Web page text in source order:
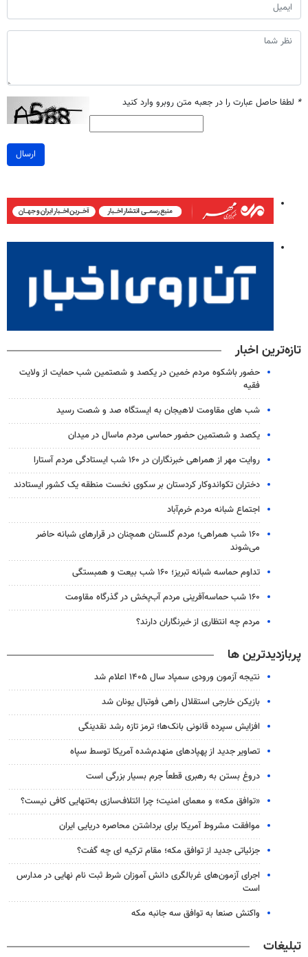
* لطفا حاصل عبارت را در جعبه متن روبرو وارد کنید
ارسال
تازه‌ترین اخبار
حضور باشکوه مردم خمین در یکصد و شصتمین شب حمایت از ولایت
فقیه
شب های مقاومت لاهیجان به ایستگاه صد و شصت رسید
یکصد و شصتمین حضور حماسی مردم ماسال در میدان
روایت مهر از همراهی خبرنگاران در ۱۶۰ شب ایستادگی مردم آستارا
دختران تکواندوکار کردستان بر سکوی نخست منطقه یک کشور ایستادند
اجتماع شبانه مردم خرم‌آباد
۱۶۰ شب همراهی؛ مردم گلستان همچنان در قرارهای شبانه حاضر
می‌شوند
تداوم حماسه شبانه تبریز؛ ۱۶۰ شب بیعت و همبستگی
۱۶۰ شب حماسه‌آفرینی مردم آب‌پخش در گذرگاه مقاومت
مردم چه انتظاری از خبرنگاران دارند؟
پربازدیدترین ها
نتیجه آزمون ورودی سمپاد سال ۱۴۰۵ اعلام شد
بازیکن خارجی استقلال راهی فوتبال یونان شد
افزایش سپرده قانونی بانک‌ها؛ ترمز تازه رشد نقدینگی
تصاویر جدید از پهپادهای منهدم‌شده آمریکا توسط سپاه
دروغ بستن به رهبری قطعاً جرم بسیار بزرگی است
«توافق مکه» و معمای امنیت؛ چرا ائتلاف‌سازی به‌تنهایی کافی نیست؟
موافقت مشروط آمریکا برای برداشتن محاصره دریایی ایران
جزئیاتی جدید از توافق مکه؛ مقام ترکیه ای چه گفت؟
اجرای آزمون‌های غربالگری دانش آموزان شرط ثبت نام نهایی در مدارس
است
واکنش صنعا به توافق سه جانبه مکه
تبلیغات